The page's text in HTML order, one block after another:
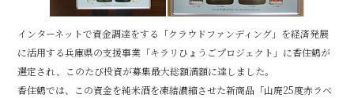
インターネットで資金調達をする「クラウドファンディング」を経済発展
に活用する兵庫県の支援事業「キラリひょうごプロジェクト」に香住鶴が
選定され、このたび投資が募集最大総額満額に達しました。
香住鶴では、この資金を純米酒を凍結濃縮させた新商品「山廃25度赤ラベ